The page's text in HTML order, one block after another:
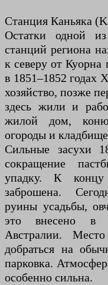
Станция Каньяка
Остатки одной
станций региона
к северу от Куорна
в 1851–1852 годах
хозяйство, позже
здесь жили и
жилой дом,
огороды и
Сильные засухи
сокращение
упадку. К
заброшена.
руины усадьбы,
это внесено в
Австралии.
добраться на
парковка.
особенно сильна.